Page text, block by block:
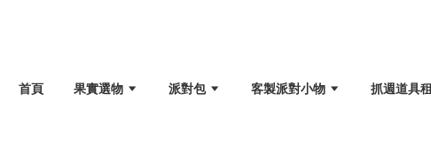
首頁 果實選物 派對包 客製派對小物 抓週道具